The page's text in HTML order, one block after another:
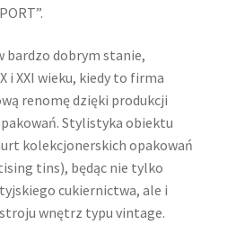
bardzo dobrym stanie,
i XXI wieku, kiedy to firma
renomę dzięki produkcji
Stylistyka obiektu
kolekcjonerskich opakowań
tins), będąc nie tylko
cukiernictwa, ale i
wnętrz typu vintage.